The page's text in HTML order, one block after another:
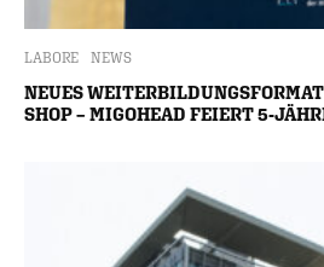
LABORE NEWS
NEUES
SHOP – MIGOHEAD FEIERT 5-